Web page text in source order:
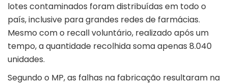
lotes contaminados foram distribuídas em todo o
país, inclusive para grandes redes de farmácias.
Mesmo com o recall voluntário, realizado após um
tempo, a quantidade recolhida soma apenas 8.040
unidades.
Segundo o MP, as falhas na fabricação resultaram na